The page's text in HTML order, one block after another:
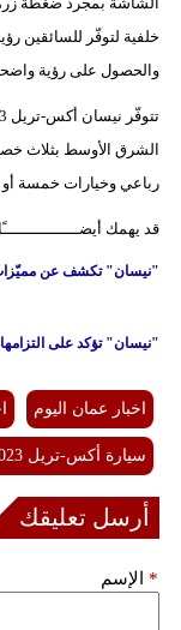
خلفية لتوفّر للسائقين
والحصول على رؤية
رباعي وخيارات خمسة أو
قد يهمك
"نيسان" تكشف عن
"نيسان" تؤكد على
اخبار عمان اليوم
سيارة أكس-تريل 2023
أرسل تعليقك
الإسم *